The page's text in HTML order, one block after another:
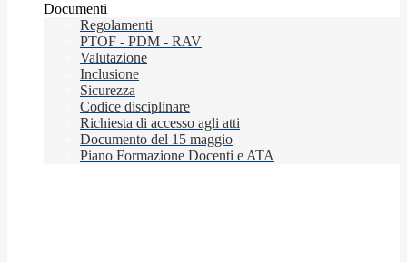
Documenti
Regolamenti
PTOF - PDM - RAV
Valutazione
Inclusione
Sicurezza
Codice disciplinare
Richiesta di accesso agli atti
Documento del 15 maggio
Piano Formazione Docenti e ATA